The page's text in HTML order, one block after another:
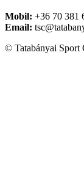
Mobil: +36 70 381
Email:
© Tatabányai Sport